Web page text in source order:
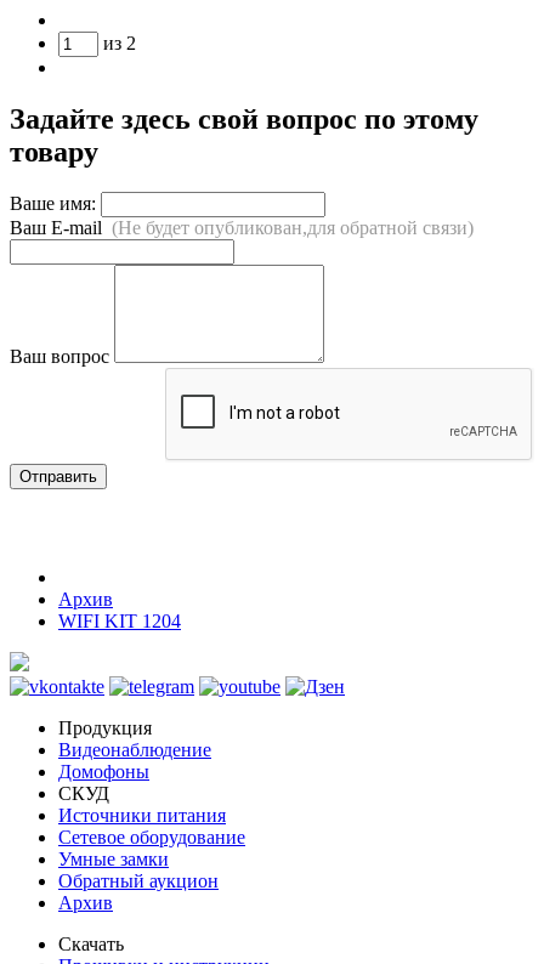
из 2
Задайте здесь свой вопрос по этому
товару
Ваше имя:
Ваш E-mail (Не будет опубликован,для обратной связи)
Ваш вопрос
Отправить
Архив
WIFI KIT 1204
Продукция
Видеонаблюдение
Домофоны
СКУД
Источники питания
Сетевое оборудование
Умные замки
Обратный аукцион
Архив
Скачать